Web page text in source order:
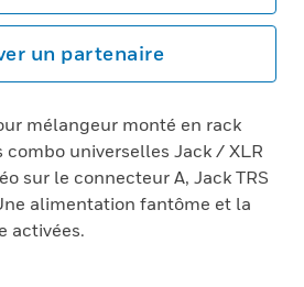
un partenaire
mélangeur monté en rack
combo universelles Jack / XLR
sur le connecteur A, Jack TRS
alimentation fantôme et la
activées.